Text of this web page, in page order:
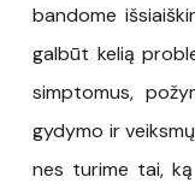
bandome
galbūt kelią
simptomus,
gydymo ir
nes turime tai,